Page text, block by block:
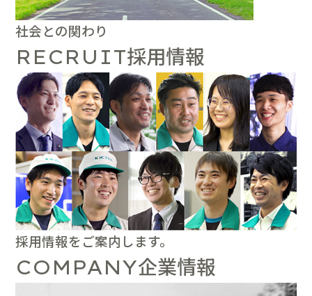
社会との関わり
RECRUIT採用情報
採用情報をご案内します。
COMPANY企業情報